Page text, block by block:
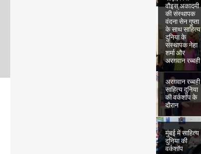
वौइस् अकादमी
की संस्थापक
वंदना सेन गुप्ता
के साथ साहित्य
दुनिया के
संस्थापक नेहा
शर्मा और
अरग़वान रब्बही
अरग़वान रब्बही
साहित्य दुनिया
की वर्कशॉप के
दौरान
मुंबई में साहित्य
दुनिया की
वर्कशॉप